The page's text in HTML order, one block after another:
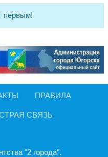
первым!
ПРАВИЛА
СВЯЗЬ
"2 города".